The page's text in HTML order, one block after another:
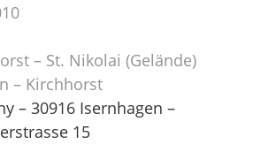
– St. Nikolai (Gelände)
– Kirchhorst
– 30916 Isernhagen –
15